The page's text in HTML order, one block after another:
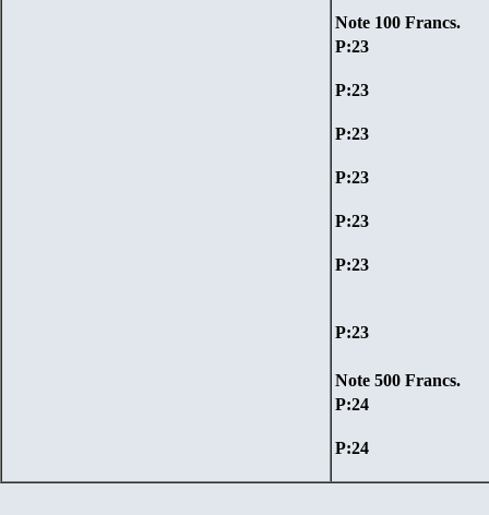
Note 100 Francs.
P:23
P:23
P:23
P:23
P:23
P:23
P:23
Note 500 Francs.
P:24
P:24